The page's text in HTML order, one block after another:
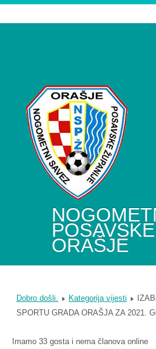
ORAŠJE
Dobro došli. Kategorija vijesti
SPORTU GRADA ORAŠJA ZA 2021.
Imamo 33 gosta i nema članova online